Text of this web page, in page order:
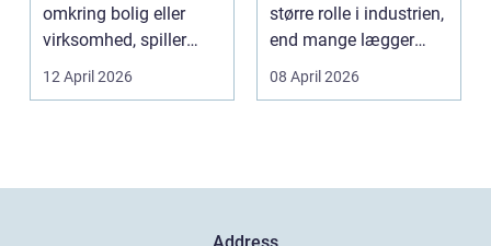
omkring bolig eller
virksomhed, spiller
belægningen en helt
centra...
12 April 2026
større rolle i industrien,
end mange lægger
mærke til i hverdage...
08 April 2026